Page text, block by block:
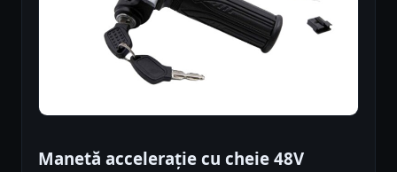
Manetă accelerație cu cheie 48V